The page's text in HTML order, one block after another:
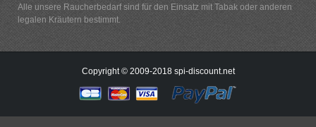
Alle unsere Raucherbedarf sind für den Einsatz mit Tabak oder anderen
legalen Kräutern bestimmt.
Copyright © 2009-2018 spi-discount.net